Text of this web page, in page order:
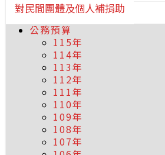
對民間團體及個人補捐助
公務預算
115年
114年
113年
112年
111年
110年
109年
108年
107年